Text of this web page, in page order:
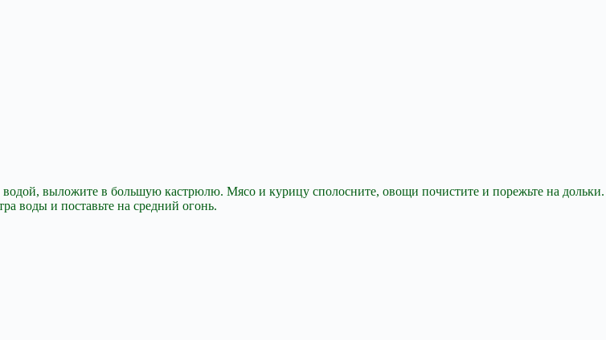
выложите в большую кастрюлю. Мясо и курицу сполосните, овощи почистите и порежьте на дольки.
воды и поставьте на средний огонь.